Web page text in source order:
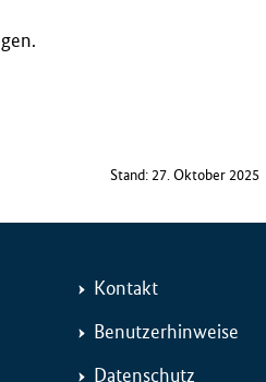
Stand: 27. Oktober 2025
Kontakt
Benutzerhinweise
Datenschutz